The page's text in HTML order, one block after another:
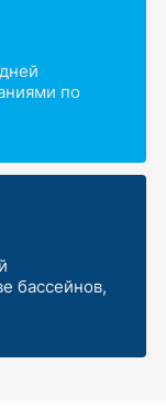
по
бассейнов,